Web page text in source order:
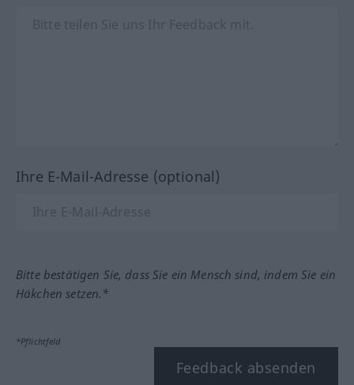
Ihre E-Mail-Adresse (optional)
Bitte bestätigen Sie, dass Sie ein Mensch sind, indem Sie ein
Häkchen setzen.*
*Pflichtfeld
Feedback absenden